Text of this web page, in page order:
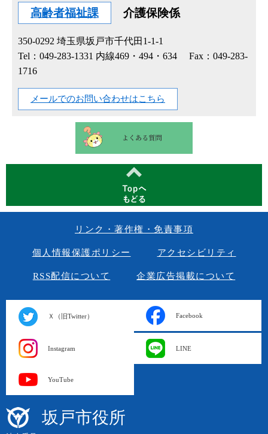
高齢者福祉課 介護保険係
350-0292 埼玉県坂戸市千代田1-1-1
Tel：049-283-1331 内線469・494・634
Fax：049-283-
1716
メールでのお問い合わせはこちら
リンク・著作権・免責事項
個人情報保護ポリシー アクセシビリティ
RSS配信について 企業広告掲載について
Ｘ（旧Twitter） Facebook
Instagram LINE
YouTube
坂戸市役所